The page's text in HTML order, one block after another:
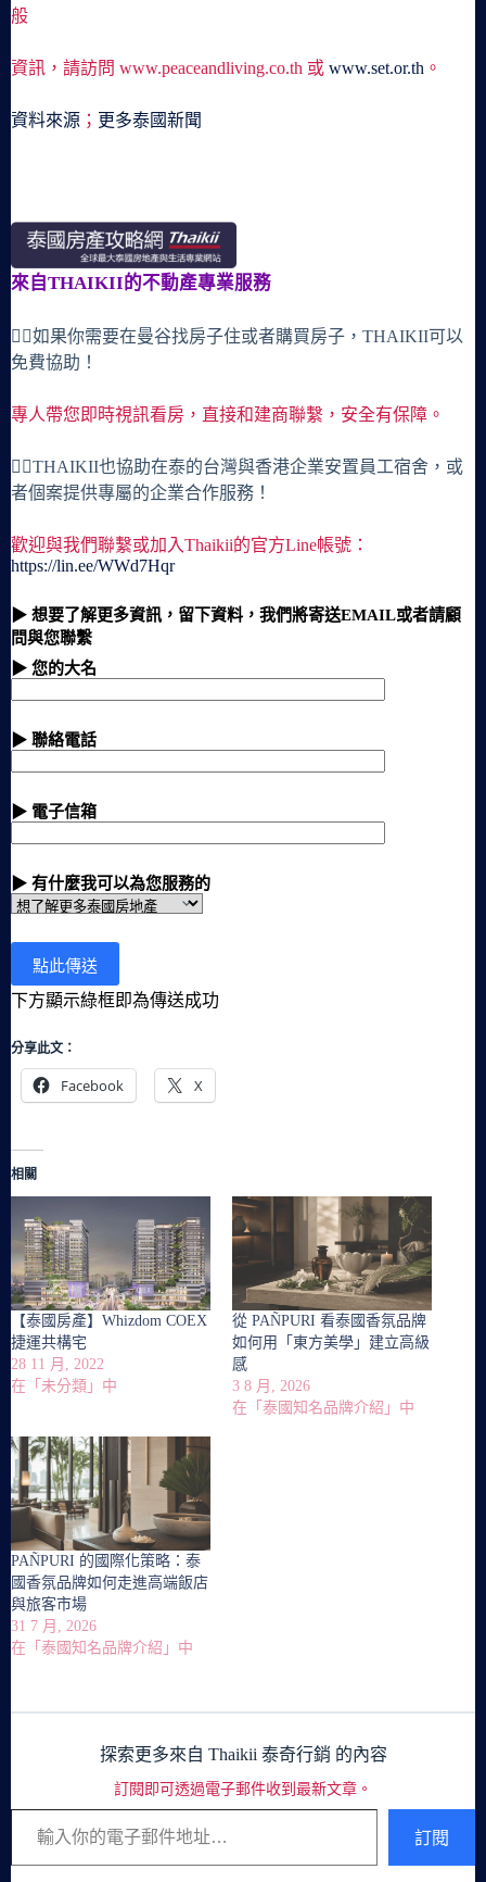
般
資訊，請訪問 www.peaceandliving.co.th 或 www.set.or.th 。
資料來源 ； 更多泰國新聞
來自THAIKII的不動產專業服務
🙋‍♀️如果你需要在曼谷找房子住或者購買房子，THAIKII可以
免費協助！
專人帶您即時視訊看房，直接和建商聯繫，安全有保障。
🙋‍♀️THAIKII也協助在泰的台灣與香港企業安置員工宿舍，或
者個案提供專屬的企業合作服務！
歡迎與我們聯繫或加入Thaikii的官方Line帳號：
https://lin.ee/WWd7Hqr
▶ 想要了解更多資訊，留下資料，我們將寄送EMAIL或者請顧
問與您聯繫
▶ 您的大名
▶ 聯絡電話
▶ 電子信箱
▶ 有什麼我可以為您服務的
下方顯示綠框即為傳送成功
分享此文：
Facebook X
相關
【泰國房產】Whizdom COEX
捷運共構宅
28 11 月, 2022
在「未分類」中
從 PAÑPURI 看泰國香氛品牌
如何用「東方美學」建立高級
感
3 8 月, 2026
在「泰國知名品牌介紹」中
PAÑPURI 的國際化策略：泰
國香氛品牌如何走進高端飯店
與旅客市場
31 7 月, 2026
在「泰國知名品牌介紹」中
探索更多來自 Thaikii 泰奇行銷 的內容
訂閱即可透過電子郵件收到最新文章。
輸入你的電子郵件地址…
訂閱